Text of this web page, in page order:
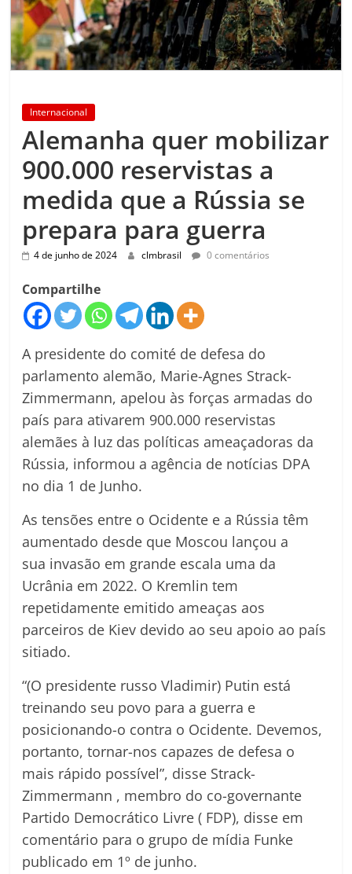
Internacional
Alemanha quer mobilizar
900.000 reservistas a
medida que a Rússia se
prepara para guerra
4 de junho de 2024 clmbrasil 0 comentários
Compartilhe
A presidente do comité de defesa do
parlamento alemão, Marie-Agnes Strack-
Zimmermann, apelou às forças armadas do
país para ativarem 900.000 reservistas
alemães à luz das políticas ameaçadoras da
Rússia, informou a agência de notícias DPA
no dia 1 de Junho.
As tensões entre o Ocidente e a Rússia têm
aumentado desde que Moscou lançou a
sua invasão em grande escala uma da
Ucrânia em 2022. O Kremlin tem
repetidamente emitido ameaças aos
parceiros de Kiev devido ao seu apoio ao país
sitiado.
“(O presidente russo Vladimir) Putin está
treinando seu povo para a guerra e
posicionando-o contra o Ocidente. Devemos,
portanto, tornar-nos capazes de defesa o
mais rápido possível”, disse Strack-
Zimmermann , membro do co-governante
Partido Democrático Livre ( FDP), disse em
comentário para o grupo de mídia Funke
publicado em 1º de junho.